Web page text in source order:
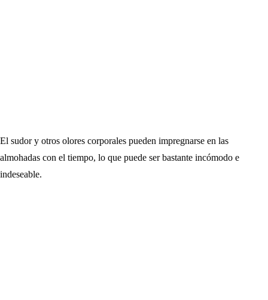
El sudor y otros olores corporales pueden impregnarse en las
almohadas con el tiempo, lo que puede ser bastante incómodo e
indeseable.